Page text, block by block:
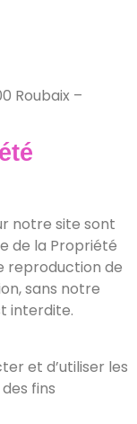
Roubaix –
notre site sont
de la Propriété
reproduction de
sans notre
interdite.
et d’utiliser les
fins